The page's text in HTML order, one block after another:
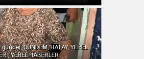
GÜNDEM, HATAY, YEREL
YEREL HABERLER